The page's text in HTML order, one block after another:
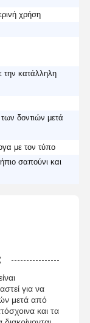
χρήση
την κατάλληλη
δοντιών μετά
με τον τύπο
σαπούνι και
για να
μετά από
και τα